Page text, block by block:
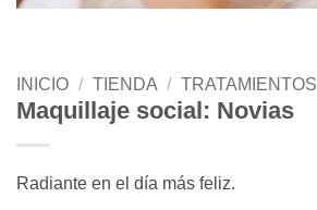
INICIO / TIENDA / TRATAMIENTOS
Maquillaje social: Novias
Radiante en el día más feliz.